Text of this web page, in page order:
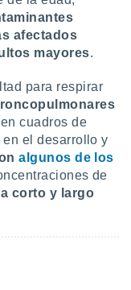
afectados
mayores.
para respirar
cuadros de
el desarrollo y
algunos de los
de
a corto y largo